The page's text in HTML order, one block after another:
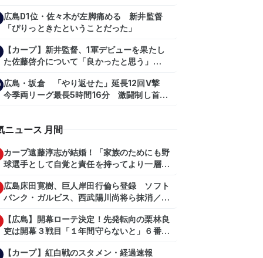
【shoheiohtani】【池田親興】【高橋慶
彦】【広島東洋カープ】【プロ野球】
広島D1位・佐々木が左脚痛める 新井監督
「ぴりっときたということだった」
【カープ】新井監督、1軍デビューを果たし
た佐藤啓介について「良かったと思う」
広島・坂倉 「やり返せた」延長12回V撃
今季両リーグ最長5時間16分 激闘制し首位
ニュース 月間
カープ遠藤淳志が結婚！「家族のためにも野
球選手として自覚と責任を持ってより一層頑
広島床田寛樹、巨人岸田行倫ら登録 ソフト
バンク・ガルビス、西武陽川尚将ら抹消／２
【広島】開幕ローテ決定！先発転向の栗林良
吏は開幕３戦目「１年間守らないと」６番手
【カープ】紅白戦のスタメン・経過速報